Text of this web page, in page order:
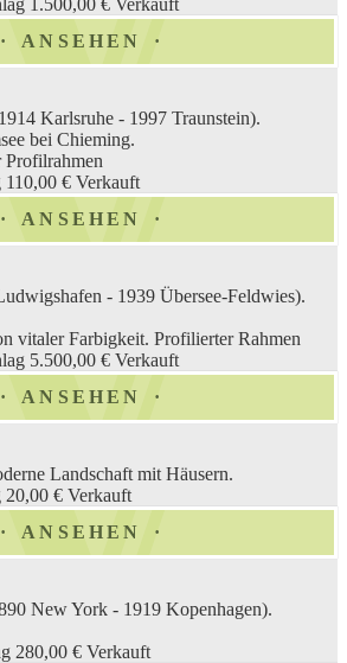
ANSEHEN
Karlsruhe - 1997 Traunstein).
bei Chieming.
Profilrahmen
110,00 € Verkauft
ANSEHEN
- 1939 Übersee-Feldwies).
vitaler Farbigkeit. Profilierter Rahmen
5.500,00 € Verkauft
ANSEHEN
Landschaft mit Häusern.
20,00 € Verkauft
ANSEHEN
New York - 1919 Kopenhagen).
280,00 € Verkauft